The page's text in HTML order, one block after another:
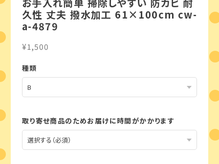
お手入れ簡単 掃除しやすい 防カビ 耐
久性 丈夫 撥水加工 61×100cm cw-
a-4879
¥1,500
種類
取り寄せ商品のためお届けに時間がかかります